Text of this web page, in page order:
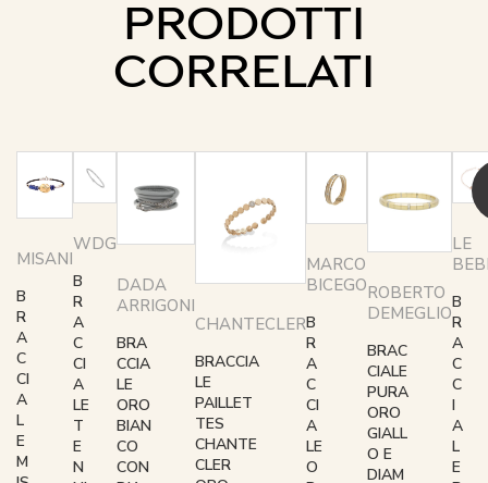
PRODOTTI
CORRELATI
MISANI
B
R
A
C
CI
A
L
E
M
WDG
B
R
A
C
CI
A
LE
T
E
N
DADA
ARRIGONI
BRA
CCIA
LE
ORO
BIAN
CO
CON
CHANTECLER
BRACCIA
LE
PAILLET
TES
CHANTE
CLER
MARCO
BICEGO
B
R
A
C
CI
A
LE
O
ROBERTO
DEMEGLIO
BRAC
CIALE
PURA
ORO
GIALL
O E
DIAM
LE
B
R
A
C
C
I
A
L
E